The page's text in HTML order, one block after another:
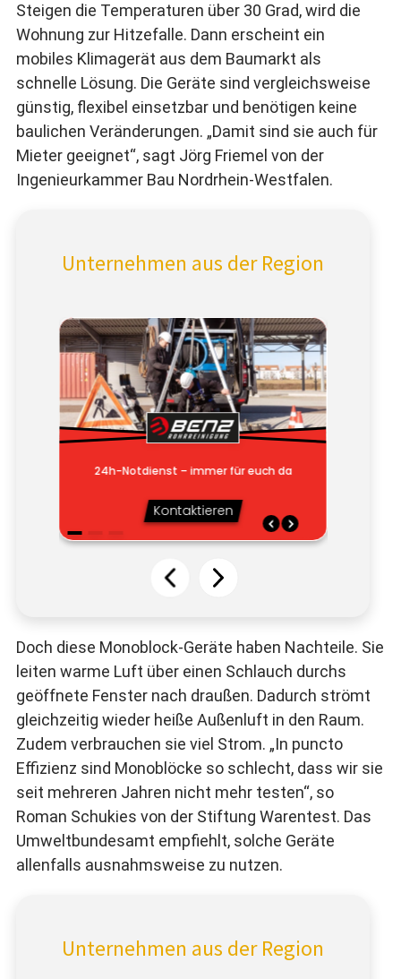
Steigen die Temperaturen über 30 Grad, wird die
Wohnung zur Hitzefalle. Dann erscheint ein
mobiles Klimagerät aus dem Baumarkt als
schnelle Lösung. Die Geräte sind vergleichsweise
günstig, flexibel einsetzbar und benötigen keine
baulichen Veränderungen. „Damit sind sie auch für
Mieter geeignet“, sagt Jörg Friemel von der
Ingenieurkammer Bau Nordrhein-Westfalen.
Unternehmen aus der Region
Doch diese Monoblock-Geräte haben Nachteile. Sie
leiten warme Luft über einen Schlauch durchs
geöffnete Fenster nach draußen. Dadurch strömt
gleichzeitig wieder heiße Außenluft in den Raum.
Zudem verbrauchen sie viel Strom. „In puncto
Effizienz sind Monoblöcke so schlecht, dass wir sie
seit mehreren Jahren nicht mehr testen“, so
Roman Schukies von der Stiftung Warentest. Das
Umweltbundesamt empfiehlt, solche Geräte
allenfalls ausnahmsweise zu nutzen.
Unternehmen aus der Region